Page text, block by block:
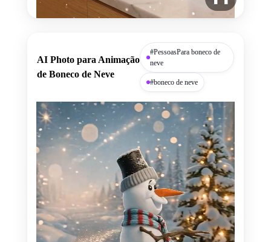
AI Photo para Animação
de Boneco de Neve
#PessoasPara boneco de
neve
#boneco de neve